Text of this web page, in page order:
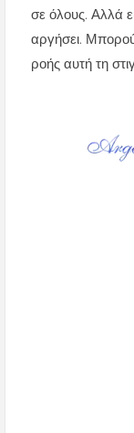
σε όλους. Αλλά
αργήσει.
ροής αυτή τη